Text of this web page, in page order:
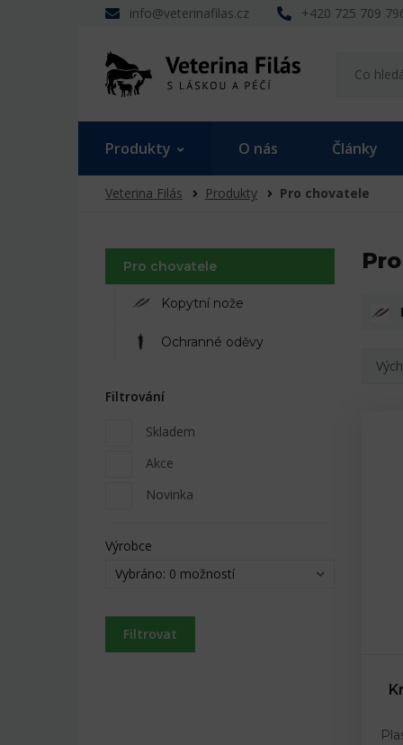
info@veterinafilas.cz +420 725 709
Produkty O nás Články
Veterina Filás Produkty Pro chovatele
Pro chovatele
Kopytní nože
Ochranné oděvy
Filtrování
Skladem
Akce
Novinka
Výrobce
Vybráno: 0 možností
Filtrovat